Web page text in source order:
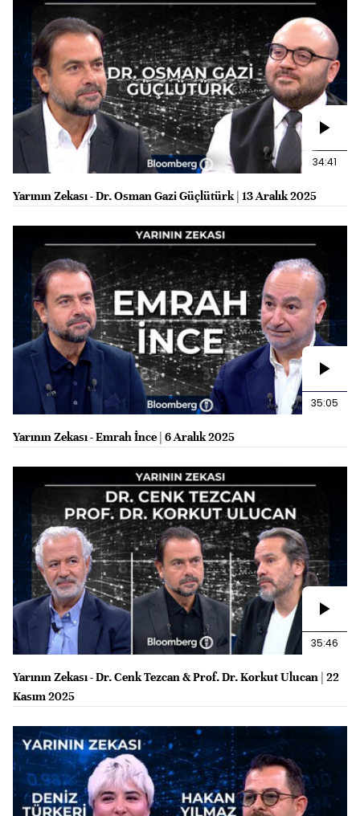
34:41
Yarının Zekası - Dr. Osman Gazi Güçlütürk | 13 Aralık 2025
35:05
Yarının Zekası - Emrah İnce | 6 Aralık 2025
35:46
Yarının Zekası - Dr. Cenk Tezcan & Prof. Dr. Korkut Ulucan | 22
Kasım 2025